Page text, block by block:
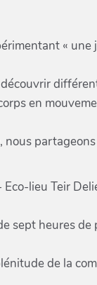
«
en
lieu Teir
sept heures de
de la